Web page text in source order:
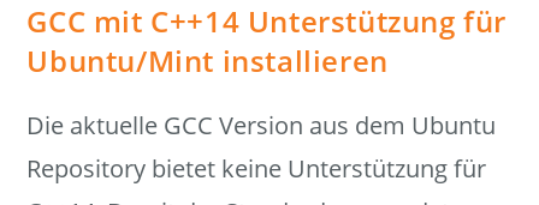
GCC mit C++14 Unterstützung für
Ubuntu/Mint installieren
Die aktuelle GCC Version aus dem Ubuntu
Repository bietet keine Unterstützung für